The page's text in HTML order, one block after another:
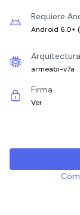
Requiere
Android 6.0+ (
Arquitectura
armeabi-v7a
Firma
Ver